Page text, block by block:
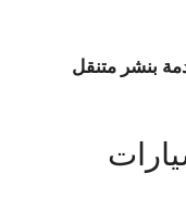
بنشر متنقل